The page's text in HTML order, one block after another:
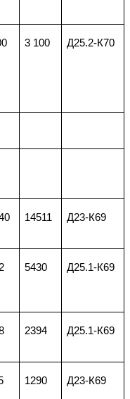
3 100 Д25.2-К70
14511 Д23-К69
5430 Д25.1-К69
2394 Д25.1-К69
1290 Д23-К69